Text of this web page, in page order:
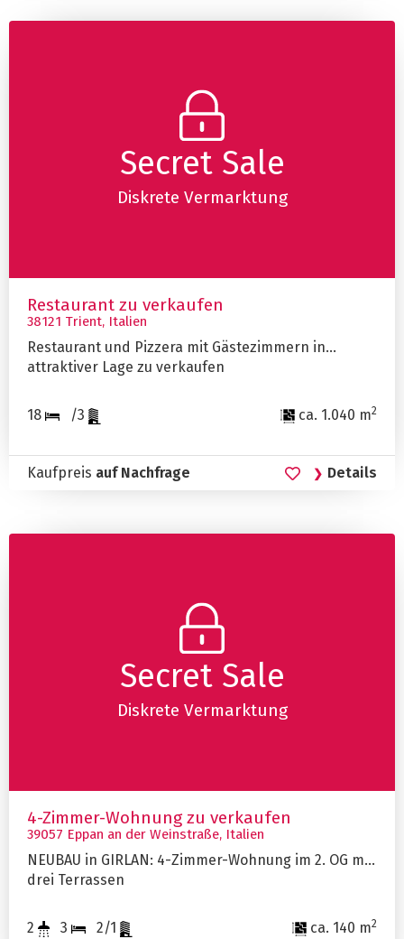
Secret Sale
Diskrete Vermarktung
Restaurant zu verkaufen
38121 Trient, Italien
Restaurant und Pizzera mit Gästezimmern in
attraktiver Lage zu verkaufen
ca. 1.040 m2
18 /3
Kaufpreis auf Nachfrage Details
Secret Sale
Diskrete Vermarktung
4-Zimmer-Wohnung zu verkaufen
39057 Eppan an der Weinstraße, Italien
NEUBAU in GIRLAN: 4-Zimmer-Wohnung im 2. OG mit
drei Terrassen
ca. 140 m2
2 3 2/1